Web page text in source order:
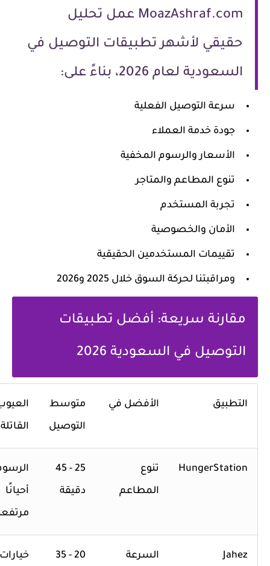
MoazAshraf.com عمل تحليل
حقيقي لأشهر تطبيقات التوصيل في
السعودية لعام 2026، بناءً على:
سرعة التوصيل الفعلية
جودة خدمة العملاء
الأسعار والرسوم المخفية
تنوع المطاعم والمتاجر
تجربة المستخدم
الأمان والخصوصية
تقييمات المستخدمين الحقيقية
ومراقبتنا لحركة السوق خلال 2025 و2026
مقارنة سريعة: أفضل تطبيقات
التوصيل في السعودية 2026
التطبيق الأفضل في متوسط
التوصيل
العيوب
القاتلة
HungerStation تنوع
المطاعم
25 - 45
دقيقة
الرسوم
أحيانًا
مرتفعة
Jahez السرعة 20 - 35 خيارات